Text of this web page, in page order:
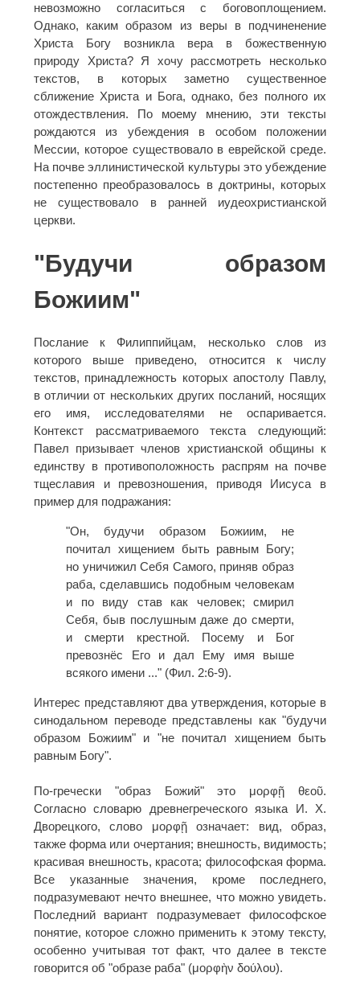
невозможно согласиться с боговоплощением.
Однако, каким образом из веры в подчиненение
Христа Богу возникла вера в божественную
природу Христа? Я хочу рассмотреть несколько
текстов, в которых заметно существенное
сближение Христа и Бога, однако, без полного их
отождествления. По моему мнению, эти тексты
рождаются из убеждения в особом положении
Мессии, которое существовало в еврейской среде.
На почве эллинистической культуры это убеждение
постепенно преобразовалось в доктрины, которых
не существовало в ранней иудеохристианской
церкви.
"Будучи образом
Божиим"
Послание к Филиппийцам, несколько слов из
которого выше приведено, относится к числу
текстов, принадлежность которых апостолу Павлу,
в отличии от нескольких других посланий, носящих
его имя, исследователями не оспаривается.
Контекст рассматриваемого текста следующий:
Павел призывает членов христианской общины к
единству в противоположность распрям на почве
тщеславия и превозношения, приводя Иисуса в
пример для подражания:
"Он, будучи образом Божиим, не
почитал хищением быть равным Богу;
но уничижил Себя Самого, приняв образ
раба, сделавшись подобным человекам
и по виду став как человек; смирил
Себя, быв послушным даже до смерти,
и смерти крестной. Посему и Бог
превознёс Его и дал Ему имя выше
всякого имени ..." (Фил. 2:6-9).
Интерес представляют два утверждения, которые в
синодальном переводе представлены как "будучи
образом Божиим" и "не почитал хищением быть
равным Богу".
По-гречески "образ Божий" это μορφῇ θεοῦ.
Согласно словарю древнегреческого языка И. Х.
Дворецкого, слово μορφῇ означает: вид, образ,
также форма или очертания; внешность, видимость;
красивая внешность, красота; философская форма.
Все указанные значения, кроме последнего,
подразумевают нечто внешнее, что можно увидеть.
Последний вариант подразумевает философское
понятие, которое сложно применить к этому тексту,
особенно учитывая тот факт, что далее в тексте
говорится об "образе раба" (μορφὴν δούλου).